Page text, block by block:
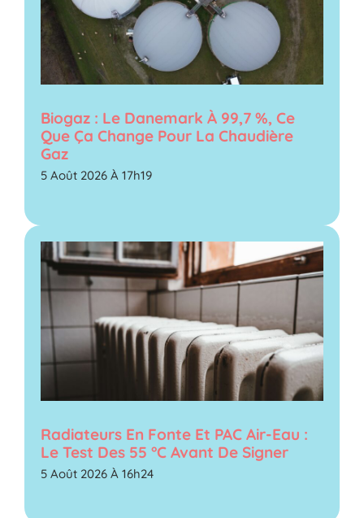
Biogaz : Le Danemark À 99,7 %, Ce
Que Ça Change Pour La Chaudière
Gaz
5 Août 2026 À 17h19
Radiateurs En Fonte Et PAC Air-Eau :
Le Test Des 55 °C Avant De Signer
5 Août 2026 À 16h24